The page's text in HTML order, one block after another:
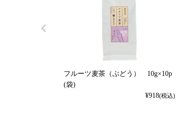
フルーツ麦茶（ぶどう） 10g×10p
(袋)
¥918(税込)